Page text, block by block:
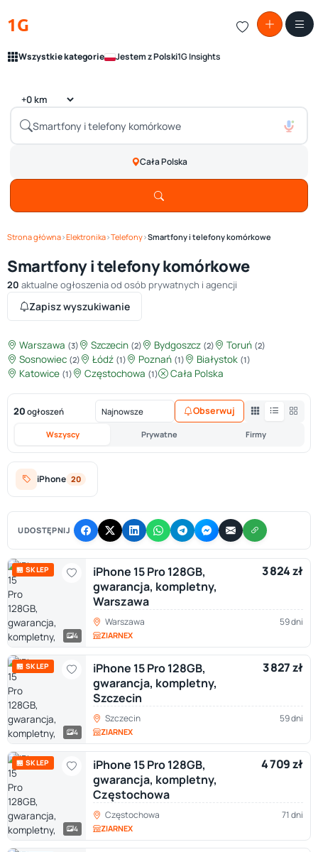
1G
Wszystkie kategorie Jestem z Polski1G Insights
Cała Polska
Strona główna›Elektronika›Telefony›Smartfony i telefony komórkowe
Smartfony i telefony komórkowe
20 aktualne ogłoszenia od osób prywatnych i agencji
Zapisz wyszukiwanie
Warszawa (3) Szczecin (2) Bydgoszcz (2) Toruń (2)
Sosnowiec (2) Łódź (1) Poznań (1) Białystok (1)
Katowice (1) Częstochowa (1) Cała Polska
20 ogłoszeń
Wszyscy Prywatne Firmy
Obserwuj
iPhone 20
UDOSTĘPNIJ
🏪 SKLEP
4
iPhone 15 Pro 128GB,
gwarancja, kompletny,
Warszawa
3 824 zł
Warszawa 59 dni
ZIARNEX
🏪 SKLEP
4
iPhone 15 Pro 128GB,
gwarancja, kompletny,
Szczecin
3 827 zł
Szczecin 59 dni
ZIARNEX
🏪 SKLEP
4
iPhone 15 Pro 128GB,
gwarancja, kompletny,
Częstochowa
4 709 zł
Częstochowa 71 dni
ZIARNEX